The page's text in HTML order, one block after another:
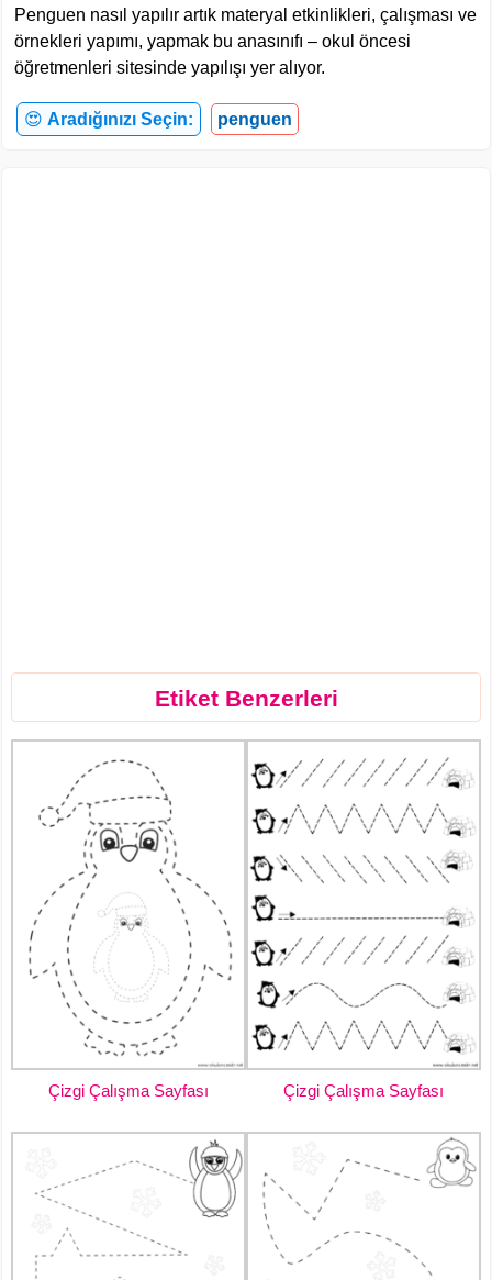
Penguen nasıl yapılır artık materyal etkinlikleri, çalışması ve
örnekleri yapımı, yapmak bu anasınıfı – okul öncesi
öğretmenleri sitesinde yapılışı yer alıyor.
😍 Aradığınızı Seçin: penguen
Etiket Benzerleri
Çizgi Çalışma Sayfası Çizgi Çalışma Sayfası